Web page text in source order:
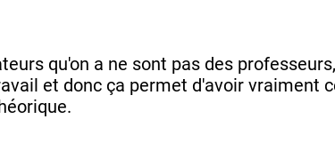
qu'on a ne sont pas des professeurs,
et donc ça permet d'avoir vraiment